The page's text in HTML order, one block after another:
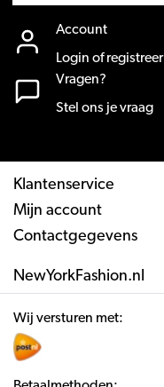
Account
Login of registreer
Vragen?
Stel ons je vraag
Klantenservice
Mijn account
Contactgegevens
NewYorkFashion.nl
Wij versturen met: